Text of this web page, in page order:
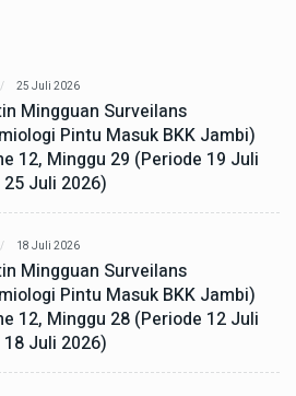
25 Juli 2026
Mingguan Surveilans
Pintu Masuk BKK Jambi)
12, Minggu 29 (Periode 19 Juli
Juli 2026)
18 Juli 2026
Mingguan Surveilans
Pintu Masuk BKK Jambi)
12, Minggu 28 (Periode 12 Juli
Juli 2026)